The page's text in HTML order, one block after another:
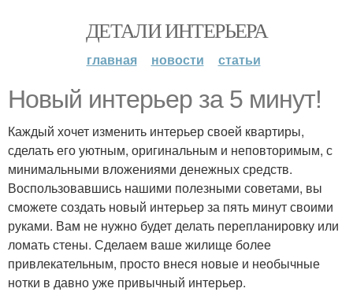
ДЕТАЛИ ИНТЕРЬЕРА
главная новости статьи
Новый интерьер за 5 минут!
Каждый хочет изменить интерьер своей квартиры,
сделать его уютным, оригинальным и неповторимым, с
минимальными вложениями денежных средств.
Воспользовавшись нашими полезными советами, вы
сможете создать новый интерьер за пять минут своими
руками. Вам не нужно будет делать перепланировку или
ломать стены. Сделаем ваше жилище более
привлекательным, просто внеся новые и необычные
нотки в давно уже привычный интерьер.